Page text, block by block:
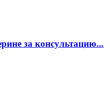
за консультацию...